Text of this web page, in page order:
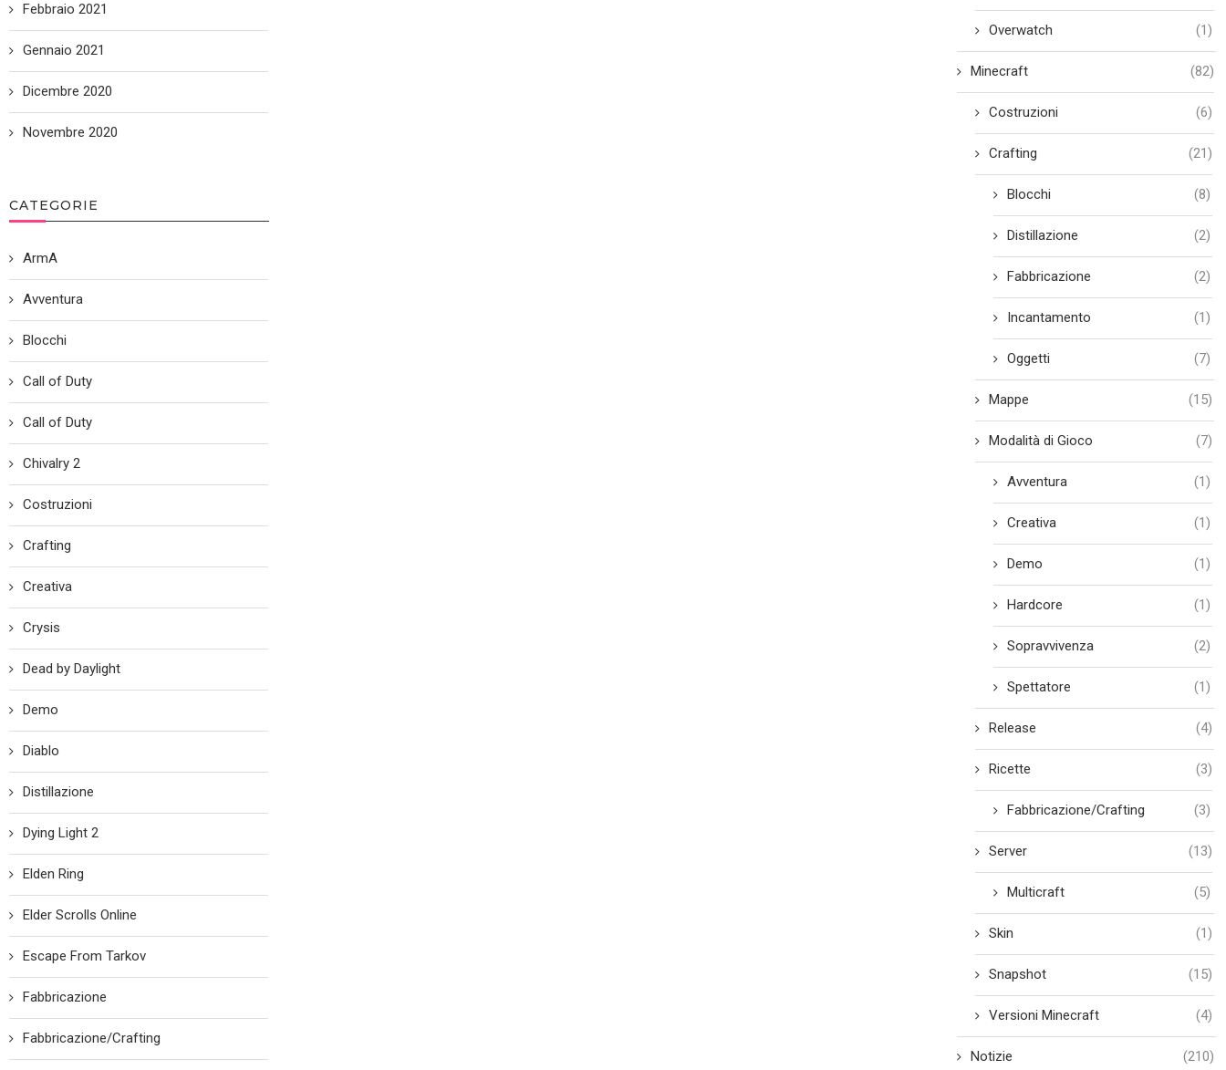
Overwatch (1)
Minecraft (82)
Costruzioni (6)
Crafting (21)
Blocchi (8)
Distillazione (2)
Fabbricazione (2)
Incantamento (1)
Oggetti (7)
Mappe (15)
Modalità di Gioco (7)
Avventura (1)
Creativa (1)
Demo (1)
Hardcore (1)
Sopravvivenza (2)
Spettatore (1)
Release (4)
Ricette (3)
Fabbricazione/Crafting (3)
Server (13)
Multicraft (5)
Skin (1)
Snapshot (15)
Versioni Minecraft (4)
Notizie (210)
Febbraio 2021
Gennaio 2021
Dicembre 2020
Novembre 2020
CATEGORIE
ArmA
Avventura
Blocchi
Call of Duty
Call of Duty
Chivalry 2
Costruzioni
Crafting
Creativa
Crysis
Dead by Daylight
Demo
Diablo
Distillazione
Dying Light 2
Elden Ring
Elder Scrolls Online
Escape From Tarkov
Fabbricazione
Fabbricazione/Crafting